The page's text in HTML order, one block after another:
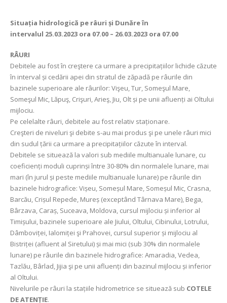
Situația hidrologică pe râuri și Dunăre în
intervalul 25.03.2023 ora 07.00 – 26.03.2023 ora 07.00
RÂURI
Debitele au fost în creştere ca urmare a precipitațiilor lichide căzute
în interval și cedării apei din stratul de zăpadă pe râurile din
bazinele superioare ale râurilor: Vişeu, Tur, Someşul Mare,
Someşul Mic, Lăpuş, Crişuri, Arieş, Jiu, Olt și pe unii afluenți ai Oltului
mijlociu.
Pe celelalte râuri, debitele au fost relativ staționare.
Creşteri de niveluri şi debite s-au mai produs şi pe unele râuri mici
din sudul țării ca urmare a precipitațiilor căzute în interval.
Debitele se situează la valori sub mediile multianuale lunare, cu
coeficienți moduli cuprinși între 30-80% din normalele lunare, mai
mari (în jurul și peste mediile multianuale lunare) pe râurile din
bazinele hidrografice: Vișeu, Someșul Mare, Someșul Mic, Crasna,
Barcău, Crișul Repede, Mureș (exceptând Târnava Mare), Bega,
Bârzava, Caraș, Suceava, Moldova, cursul mijlociu și inferior al
Timișului, bazinele superioare ale Jiului, Oltului, Cibinului, Lotrului,
Dâmboviței, Ialomiței şi Prahovei, cursul superior și mijlociu al
Bistriței (afluent al Siretului) și mai mici (sub 30% din normalele
lunare) pe râurile din bazinele hidrografice: Amaradia, Vedea,
Tazlău, Bârlad, Jijia şi pe unii afluenți din bazinul mijlociu și inferior
al Oltului.
Nivelurile pe râuri la stațiile hidrometrice se situează sub COTELE
DE ATENȚIE.